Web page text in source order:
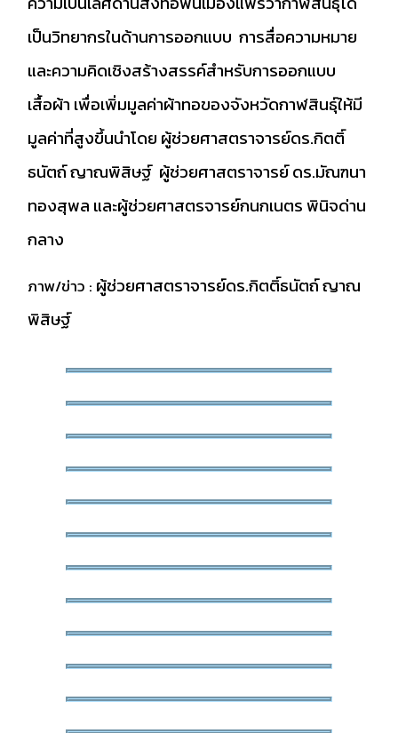
เป็นวิทยากรในด้านการออกแบบ การสื่อความหมาย
และความคิดเชิงสร้างสรรค์สำหรับการออกแบบ
เสื้อผ้า เพื่อเพิ่มมูลค่าผ้าทอของจังหวัดกาฬสินธุ์ให้มี
มูลค่าที่สูงขึ้นนำโดย ผู้ช่วยศาสตราจารย์ดร.กิตติ์
ธนัตถ์ ญาณพิสิษฐ์ ผู้ช่วยศาสตราจารย์ ดร.มัณฑนา
ทองสุพล และผู้ช่วยศาสตรจารย์กนกเนตร พินิจด่าน
กลาง
ภาพ/ข่าว : ผู้ช่วยศาสตราจารย์ดร.กิตติ์ธนัตถ์ ญาณ
พิสิษฐ์